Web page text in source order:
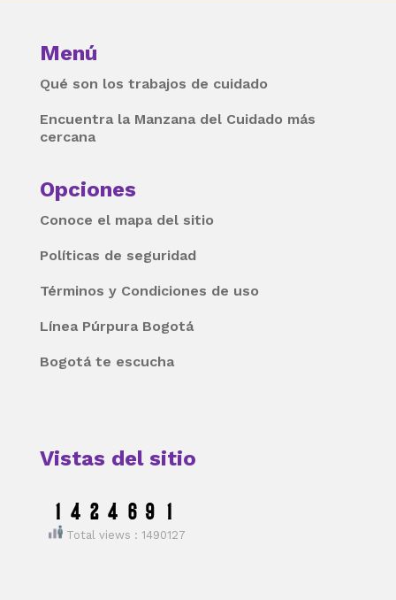
Menú
Qué son los trabajos de cuidado
Encuentra la Manzana del Cuidado más
cercana
Opciones
Conoce el mapa del sitio
Políticas de seguridad
Términos y Condiciones de uso
Línea Púrpura Bogotá
Bogotá te escucha
Vistas del sitio
Total views : 1490127